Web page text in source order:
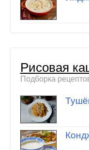
Рисовая
Подборка